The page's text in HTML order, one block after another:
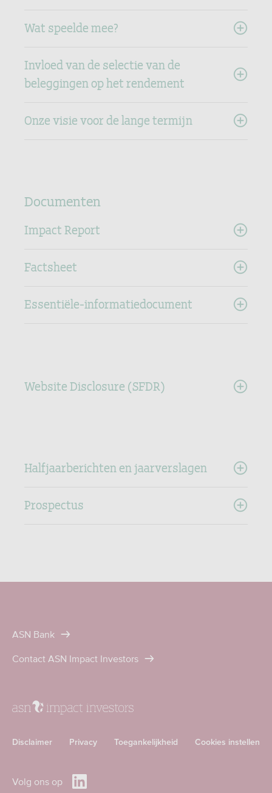
Wat speelde mee?
Invloed van de selectie van de
beleggingen op het rendement
Onze visie voor de lange termijn
Documenten
Impact Report
Factsheet
Essentiële-informatiedocument
Website Disclosure (SFDR)
Halfjaarberichten en jaarverslagen
Prospectus
ASN Bank
Contact ASN Impact Investors
Disclaimer Privacy Toegankelijkheid Cookies instellen
Volg ons op